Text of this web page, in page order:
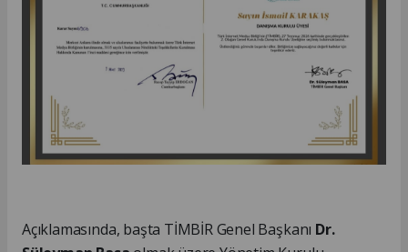
Açıklamasında, başta TİMBİR Genel Başkanı Dr.